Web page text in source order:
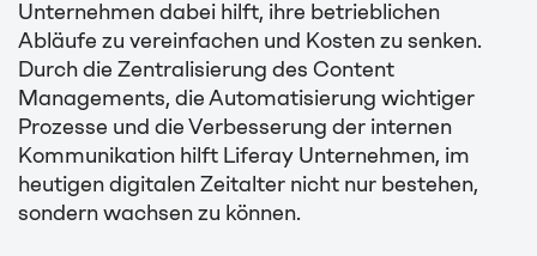
Unternehmen dabei hilft, ihre betrieblichen
Abläufe zu vereinfachen und Kosten zu senken.
Durch die Zentralisierung des Content
Managements, die Automatisierung wichtiger
Prozesse und die Verbesserung der internen
Kommunikation hilft Liferay Unternehmen, im
heutigen digitalen Zeitalter nicht nur bestehen,
sondern wachsen zu können.